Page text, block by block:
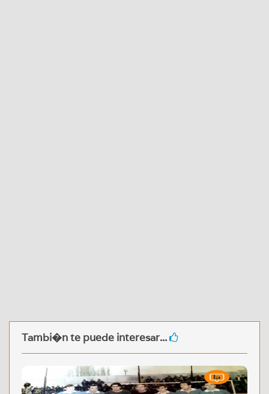
Tambi�n te puede interesar...